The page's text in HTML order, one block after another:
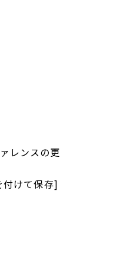
レンスの更
けて保存]